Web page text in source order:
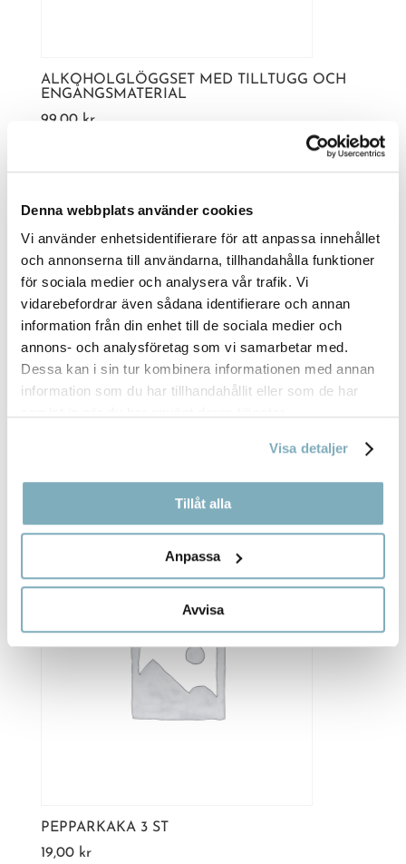
Denna webbplats använder cookies
Vi använder enhetsidentifierare för att anpassa innehållet
och annonserna till användarna, tillhandahålla funktioner
för sociala medier och analysera vår trafik. Vi
vidarebefordrar även sådana identifierare och annan
information från din enhet till de sociala medier och
annons- och analysföretag som vi samarbetar med.
Dessa kan i sin tur kombinera informationen med annan
information som du har tillhandahållit eller som de har
Visa detaljer
Tillåt alla
Anpassa
Avvisa
ALKOHOLGLÖGGSET MED TILLTUGG OCH
ENGÅNGSMATERIAL
99,00 kr
43,00kr
PEPPARKAKA 3 ST
19,00 kr